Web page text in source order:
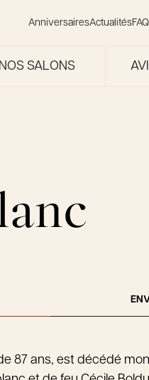
AnniversairesActualités
NOS SALONS
87 ans, est décédé